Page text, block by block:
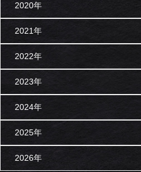
2020年
2021年
2022年
2023年
2024年
2025年
2026年